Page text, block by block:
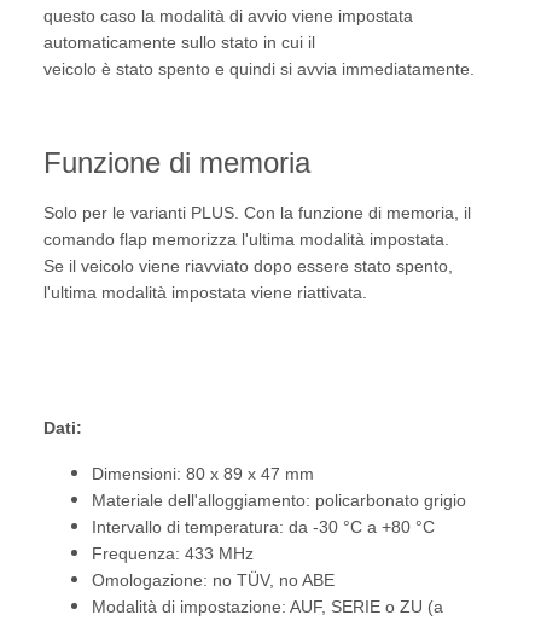
questo caso la modalità di avvio viene impostata
automaticamente sullo stato in cui il
veicolo è stato spento e quindi si avvia immediatamente.
Funzione di memoria
Solo per le varianti PLUS. Con la funzione di memoria, il
comando flap memorizza l'ultima modalità impostata.
Se il veicolo viene riavviato dopo essere stato spento,
l'ultima modalità impostata viene riattivata.
Dati:
Dimensioni: 80 x 89 x 47 mm
Materiale dell'alloggiamento: policarbonato grigio
Intervallo di temperatura: da -30 °C a +80 °C
Frequenza: 433 MHz
Omologazione: no TÜV, no ABE
Modalità di impostazione: AUF, SERIE o ZU (a